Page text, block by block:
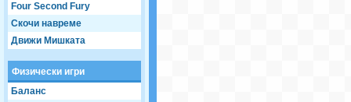
Four Second Fury
Скочи навреме
Движи Мишката
Физически игри
Баланс